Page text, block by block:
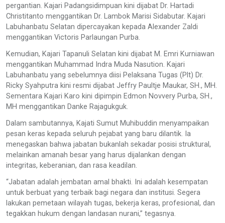
pergantian. Kajari Padangsidimpuan kini dijabat Dr. Hartadi
Christitanto menggantikan Dr. Lambok Marisi Sidabutar. Kajari
Labuhanbatu Selatan dipercayakan kepada Alexander Zaldi
menggantikan Victoris Parlaungan Purba.
Kemudian, Kajari Tapanuli Selatan kini dijabat M. Emri Kurniawan
menggantikan Muhammad Indra Muda Nasution. Kajari
Labuhanbatu yang sebelumnya diisi Pelaksana Tugas (Plt) Dr.
Ricky Syahputra kini resmi dijabat Jeffry Paultje Maukar, SH., MH.
Sementara Kajari Karo kini dipimpin Edmon Novvery Purba, SH.,
MH menggantikan Danke Rajagukguk.
Dalam sambutannya, Kajati Sumut Muhibuddin menyampaikan
pesan keras kepada seluruh pejabat yang baru dilantik. Ia
menegaskan bahwa jabatan bukanlah sekadar posisi struktural,
melainkan amanah besar yang harus dijalankan dengan
integritas, keberanian, dan rasa keadilan.
“Jabatan adalah jembatan amal bhakti. Ini adalah kesempatan
untuk berbuat yang terbaik bagi negara dan institusi. Segera
lakukan pemetaan wilayah tugas, bekerja keras, profesional, dan
tegakkan hukum dengan landasan nurani,” tegasnya.